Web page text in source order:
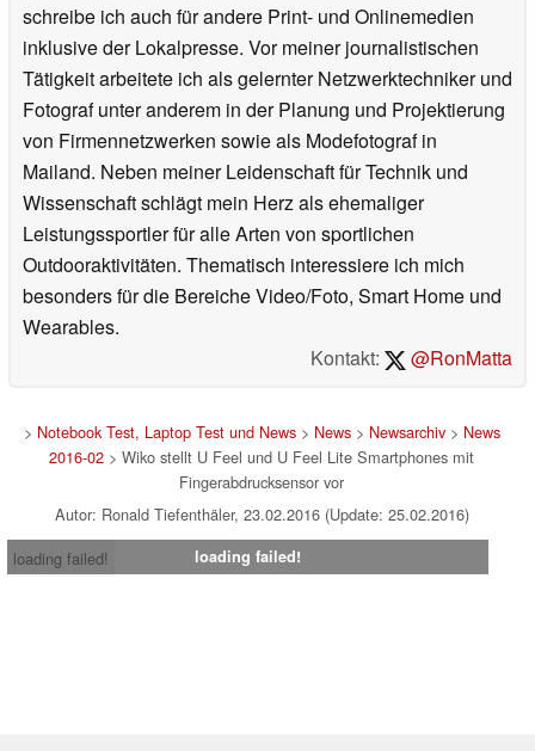
schreibe ich auch für andere Print- und Onlinemedien
inklusive der Lokalpresse. Vor meiner journalistischen
Tätigkeit arbeitete ich als gelernter Netzwerktechniker und
Fotograf unter anderem in der Planung und Projektierung
von Firmennetzwerken sowie als Modefotograf in
Mailand. Neben meiner Leidenschaft für Technik und
Wissenschaft schlägt mein Herz als ehemaliger
Leistungssportler für alle Arten von sportlichen
Outdooraktivitäten. Thematisch interessiere ich mich
besonders für die Bereiche Video/Foto, Smart Home und
Wearables.
Kontakt:
@RonMatta
> Notebook Test, Laptop Test und News> News> Newsarchiv> News
2016-02 > Wiko stellt U Feel und U Feel Lite Smartphones mit
Fingerabdrucksensor vor
Autor: Ronald Tiefenthäler, 23.02.2016 (Update: 25.02.2016)
loading failed!
loading failed!